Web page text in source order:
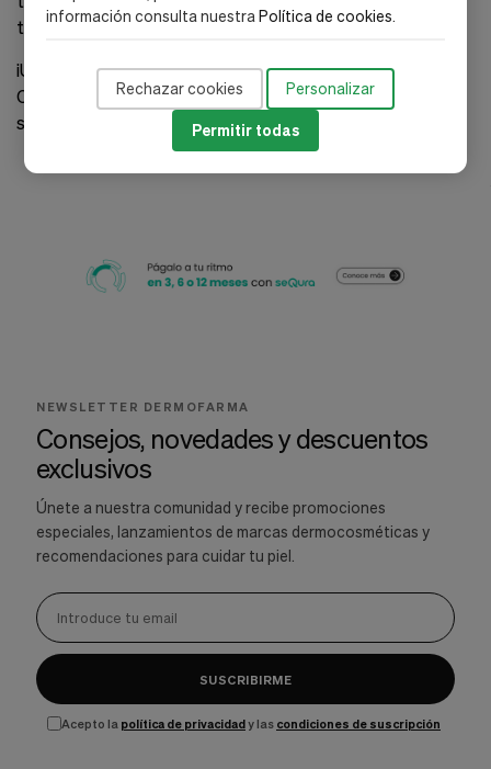
información consulta nuestraPolítica de cookies.
Rechazar cookies Personalizar
Permitir todas
todos mis suministros Babyses aquí!"
¡Únete a las Mamás que Confían en Babyses y a los
Clientes Felices de Dermofarma! Descubre la calidad y el
servicio excepcionales que te esperan.
NEWSLETTER DERMOFARMA
Consejos, novedades y descuentos
exclusivos
Únete a nuestra comunidad y recibe promociones
especiales, lanzamientos de marcas dermocosméticas y
recomendaciones para cuidar tu piel.
SUSCRIBIRME
Acepto la política de privacidady las condiciones de suscripción